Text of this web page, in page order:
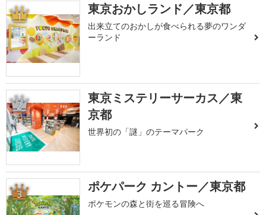
1 東京おかしランド／東京都
出来立てのおかしが食べられる夢のワンダ
ーランド
2
東京ミステリーサーカス／東
京都
世界初の「謎」のテーマパーク
3 ポケパーク カントー／東京都
ポケモンの森と街を巡る冒険へ